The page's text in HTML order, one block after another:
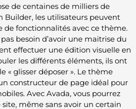
de centaines de milliers de
Builder, les utilisateurs peuvent
de fonctionnalités avec ce thème.
pas besoin d’avoir une maitrise du
effectuer une édition visuelle en
les différents éléments, ils ont
« glisser déposer ». Le thème
constructeur de page idéal pour
Avec Avada, vous pourrez
site, même sans avoir un certain